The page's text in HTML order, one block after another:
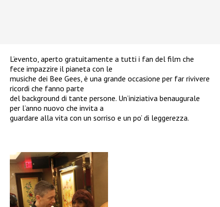
L’evento, aperto gratuitamente a tutti i fan del film che
fece impazzire il pianeta con le
musiche dei Bee Gees, è una grande occasione per far rivivere
ricordi che fanno parte
del background di tante persone. Un’iniziativa benaugurale
per l’anno nuovo che invita a
guardare alla vita con un sorriso e un po’ di leggerezza.